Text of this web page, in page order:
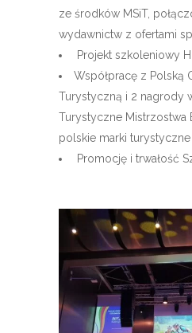
ze środków MSiT,
wydawnictw z ofertami
Projekt szkoleniowy
Współpracę z Polską
Turystyczną i 2 nagrody
Turystyczne Mistrzostwa
polskie marki turystyczne
Promocję i trwałość